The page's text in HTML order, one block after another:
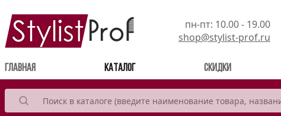
пн-пт: 10.00 - 19.00
shop@stylist-prof.ru
Главная Каталог Скидки